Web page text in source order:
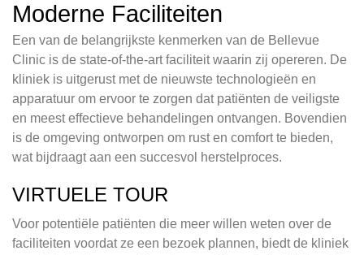
Moderne Faciliteiten
Een van de belangrijkste kenmerken van de Bellevue
Clinic is de state-of-the-art faciliteit waarin zij opereren. De
kliniek is uitgerust met de nieuwste technologieën en
apparatuur om ervoor te zorgen dat patiënten de veiligste
en meest effectieve behandelingen ontvangen. Bovendien
is de omgeving ontworpen om rust en comfort te bieden,
wat bijdraagt aan een succesvol herstelproces.
VIRTUELE TOUR
Voor potentiële patiënten die meer willen weten over de
faciliteiten voordat ze een bezoek plannen, biedt de kliniek